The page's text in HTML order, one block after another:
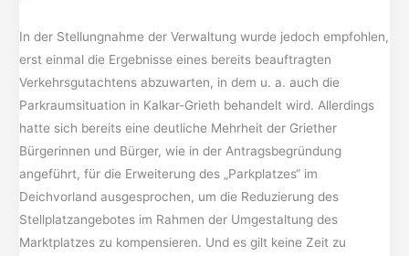
In der Stellungnahme der Verwaltung wurde jedoch empfohlen,
erst einmal die Ergebnisse eines bereits beauftragten
Verkehrsgutachtens abzuwarten, in dem u. a. auch die
Parkraumsituation in Kalkar-Grieth behandelt wird. Allerdings
hatte sich bereits eine deutliche Mehrheit der Griether
Bürgerinnen und Bürger, wie in der Antragsbegründung
angeführt, für die Erweiterung des „Parkplatzes“ im
Deichvorland ausgesprochen, um die Reduzierung des
Stellplatzangebotes im Rahmen der Umgestaltung des
Marktplatzes zu kompensieren. Und es gilt keine Zeit zu